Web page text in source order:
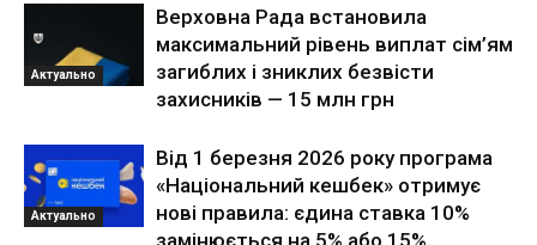
Актуально
Верховна Рада встановила
максимальний рівень виплат сім’ям
загиблих і зниклих безвісти
захисників — 15 млн грн
Актуально
Від 1 березня 2026 року програма
«Національний кешбек» отримує
нові правила: єдина ставка 10%
замінюється на 5% або 15%,